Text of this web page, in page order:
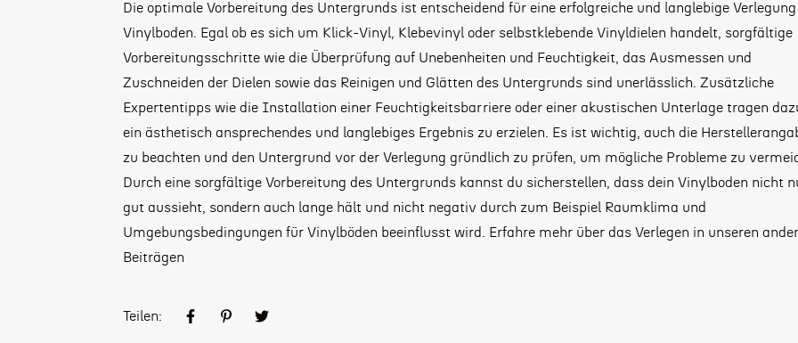
Die optimale Vorbereitung des Untergrunds ist entscheidend für eine erfolgreiche und langlebige Verlegung
Vinylboden. Egal ob es sich um Klick-Vinyl, Klebevinyl oder selbstklebende Vinyldielen handelt, sorgfältige
Vorbereitungsschritte wie die Überprüfung auf Unebenheiten und Feuchtigkeit, das Ausmessen und
Zuschneiden der Dielen sowie das Reinigen und Glätten des Untergrunds sind unerlässlich. Zusätzliche
Expertentipps wie die Installation einer Feuchtigkeitsbarriere oder einer akustischen Unterlage tragen
ein ästhetisch ansprechendes und langlebiges Ergebnis zu erzielen. Es ist wichtig, auch die
zu beachten und den Untergrund vor der Verlegung gründlich zu prüfen, um mögliche Probleme zu
Durch eine sorgfältige Vorbereitung des Untergrunds kannst du sicherstellen, dass dein Vinylboden nicht
gut aussieht, sondern auch lange hält und nicht negativ durch zum Beispiel
Raumklima und
Umgebungsbedingungen für Vinylböden beeinflusst wird. Erfahre mehr über das Verlegen in unseren
Beiträgen
Teilen: